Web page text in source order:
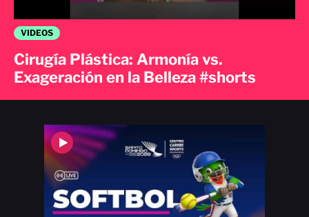
VIDEOS
Cirugía Plástica: Armonía vs.
Exageración en la Belleza #shorts